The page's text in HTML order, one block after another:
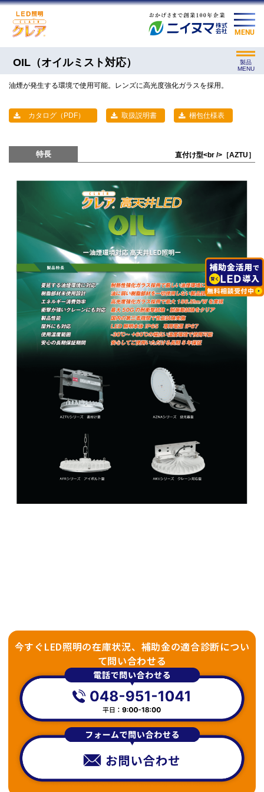
MENU
OIL（オイルミスト対応）
製品
MENU
油煙が発生する環境で使用可能。レンズに高光度強化ガラスを採用。
カタログ（PDF） 取扱説明書 梱包仕様表
特長 直付け型<br />［AZTU］
今すぐLED照明の在庫状況、補助金の適合診断につい
て問い合わせる